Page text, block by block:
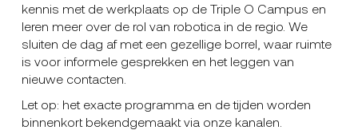
kennis met de werkplaats op de Triple O Campus en
leren meer over de rol van robotica in de regio. We
sluiten de dag af met een gezellige borrel, waar ruimte
is voor informele gesprekken en het leggen van
nieuwe contacten.
Let op: het exacte programma en de tijden worden
binnenkort bekendgemaakt via onze kanalen.